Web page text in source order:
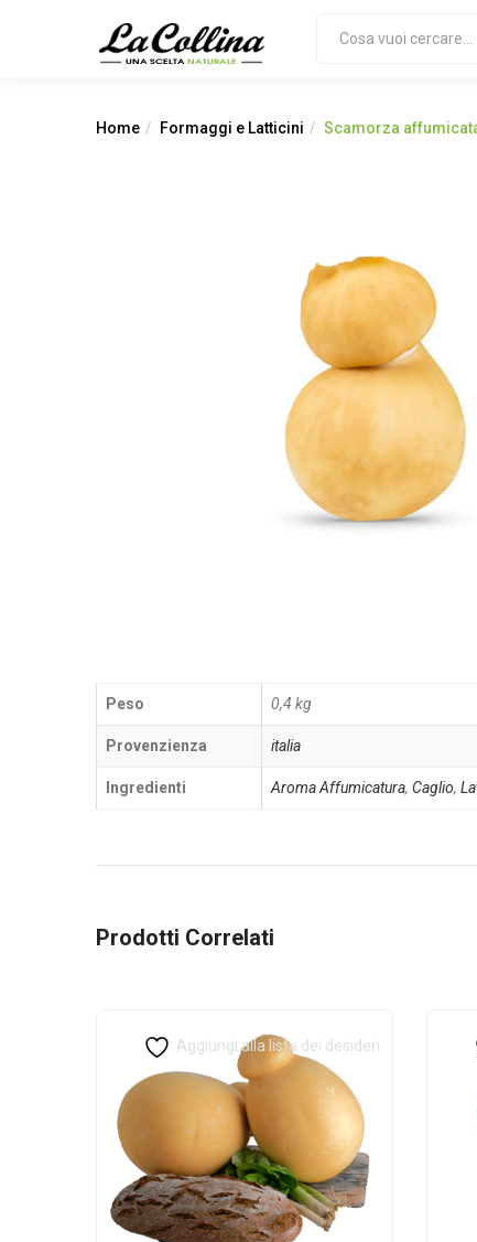
Home Formaggi e Latticini Scamorza
Peso 0,4 kg
Provenzienza italia
Ingredienti Aroma Affumicatura, Caglio,
Prodotti Correlati
Aggiungi alla lista dei desideri